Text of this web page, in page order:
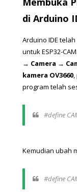
di Arduino
Arduino IDE
untuk ESP32-
→ Camera →
kamera OV3660
program telah
#define
Kemudian ubah
#define